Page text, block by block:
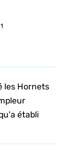
les Hornets
établi